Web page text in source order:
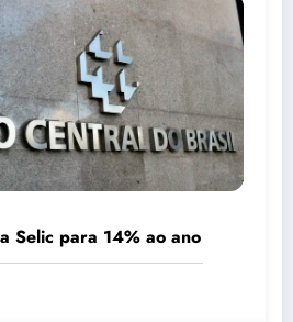
Selic para 14% ao ano